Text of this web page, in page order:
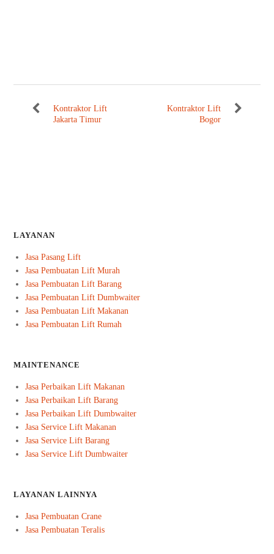
Kontraktor Lift
Jakarta Timur
Kontraktor Lift
Bogor
LAYANAN
Jasa Pasang Lift
Jasa Pembuatan Lift Murah
Jasa Pembuatan Lift Barang
Jasa Pembuatan Lift Dumbwaiter
Jasa Pembuatan Lift Makanan
Jasa Pembuatan Lift Rumah
MAINTENANCE
Jasa Perbaikan Lift Makanan
Jasa Perbaikan Lift Barang
Jasa Perbaikan Lift Dumbwaiter
Jasa Service Lift Makanan
Jasa Service Lift Barang
Jasa Service Lift Dumbwaiter
LAYANAN LAINNYA
Jasa Pembuatan Crane
Jasa Pembuatan Teralis